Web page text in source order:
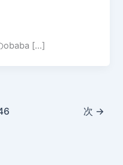
obaba […]
次 →